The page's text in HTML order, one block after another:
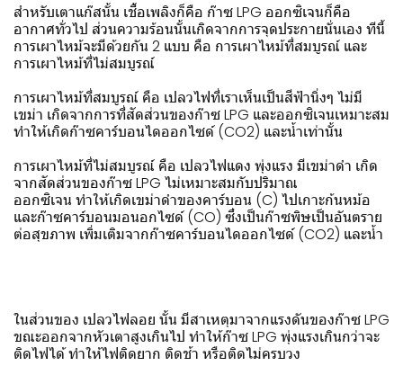
สำหรับเตาแก๊สนั้น เชื้อเพลิงก็คือ ก๊าซ LPG ออกซิเจนก็คือ
อากาศทั่วไป ส่วนความร้อนนั้นเกิดจากการจุดประกายนั่นเอง ทีนี้
การเผาไหม้จะมีด้วยกัน 2 แบบ คือ การเผาไหม้ที่สมบูรณ์ และ
การเผาไหม้ที่ไม่สมบูรณ์
การเผาไหม้ที่สมบูรณ์ คือ เปลวไฟที่เราเห็นเป็นสีฟ้านิ่งๆ ไม่มี
เขม่า เกิดจากการที่สัดส่วนของก๊าซ LPG และออกซิเจนเหมาะสม
ทำให้เกิดก๊าซคาร์บอนไดออกไซด์ (CO2) และน้ำเท่านั้น
การเผาไหม้ที่ไม่สมบูรณ์ คือ เปลวไฟแดง พุ่งแรง มีเขม่าดำ เกิด
จากสัดส่วนของก๊าซ LPG ไม่เหมาะสมกับปริมาณ
ออกซิเจน ทำให้เกิดเขม่าดำของคาร์บอน (C) ไปเกาะก้นหม้อ
และก๊าซคาร์บอนมอนอกไซด์ (CO) ซึ่งเป็นก๊าซพิษเป็นอันตราย
ต่อสุขภาพ เพิ่มเติมจากก๊าซคาร์บอนไดออกไซด์ (CO2) และน้ำ
ในส่วนของ เปลวไฟลอย นั้น มีสาเหตุมาจากแรงดันของก๊าซ LPG
ขณะออกจากหัวเตาสูงเกินไป ทำให้ก๊าซ LPG พุ่งแรงเกินกว่าจะ
ติดไฟได้ ทำให้ไฟติดยาก ติดช้า หรือติดไม่ครบวง